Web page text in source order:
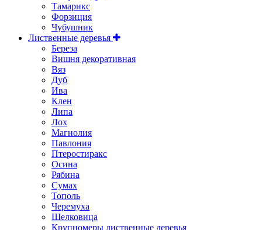
Тамарикс
Форзиция
Чубушник
Лиственные деревья
Береза
Вишня декоративная
Вяз
Дуб
Ива
Клен
Липа
Лох
Магнолия
Павлония
Птеростиракс
Осина
Рябина
Сумах
Тополь
Черемуха
Шелковица
Крупномеры лиственные деревья